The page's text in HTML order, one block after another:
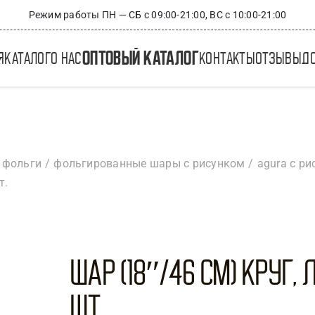
Режим работы ПН — СБ с 09:00-21:00, ВС с 10:00-21:00
каталого насоптовый каталогконтакты отзывы
фольгированные шары с рисунком
agura с
Шар (18″/46 см) Круг,
шт.